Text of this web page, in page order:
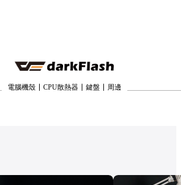
電腦機殼 CPU散熱器 鍵盤 周邊